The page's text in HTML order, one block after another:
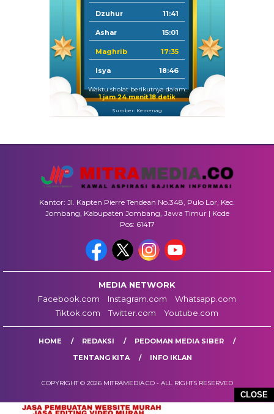
CLOSE
Dzuhur 11:41
Ashar 15:01
Maghrib 17:35
Isya 18:46
Waktu sholat berikutnya dalam:
1 jam 24 menit 18 detik
Sumber: Kemenag
Kantor: Jl. Kapten Pierre Tendean No.348, Pulo Lor, Kec.
Jombang, Kabupaten Jombang, Jawa Timur | Kode
Pos: 61417
MEDIA NETWORK
Facebook.com
Instagram.com
Whatsapp.com
Tiktok.com
Twitter.com Youtube.com
HOME REDAKSI
PEDOMAN MEDIA SIBER
TENTANG KITA
INFO IKLAN
COPYRIGHT © 2026 MITRAMEDIA.CO - ALL RIGHTS RESERVED